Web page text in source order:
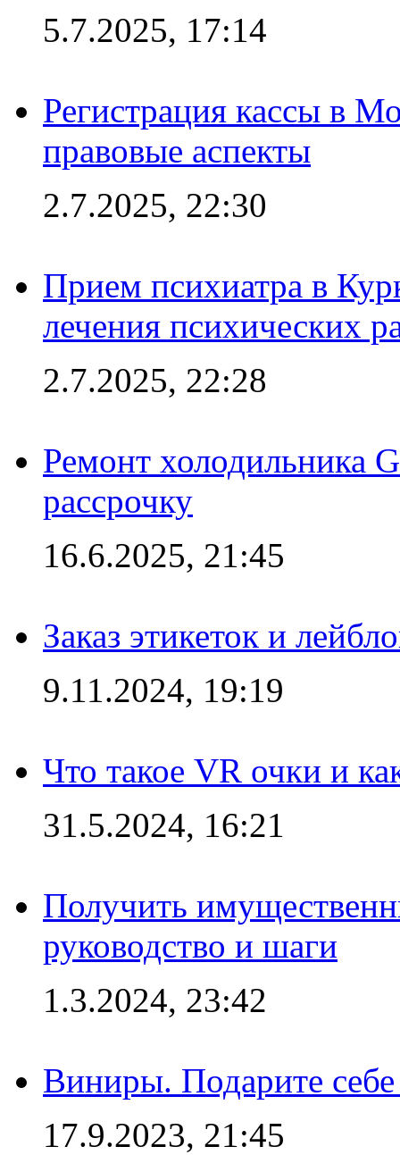
5.7.2025, 17:14
Регистрация кассы в
правовые аспекты
2.7.2025, 22:30
Прием психиатра в
лечения психических
2.7.2025, 22:28
Ремонт холодильника
рассрочку
16.6.2025, 21:45
Заказ этикеток и
9.11.2024, 19:19
Что такое VR очки и
31.5.2024, 16:21
Получить
руководство и шаги
1.3.2024, 23:42
Виниры. Подарите
17.9.2023, 21:45